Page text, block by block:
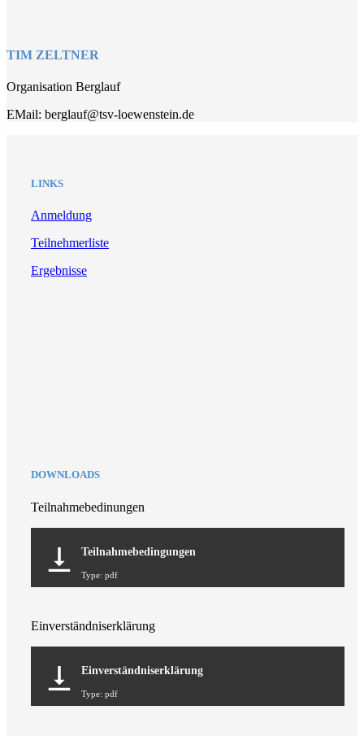
TIM ZELTNER
Organisation Berglauf
EMail: berglauf@tsv-loewenstein.de
LINKS
Anmeldung
Teilnehmerliste
Ergebnisse
DOWNLOADS
Teilnahmebedinungen
Teilnahmebedingungen
Type: pdf
Einverständniserklärung
Einverständniserklärung
Type: pdf